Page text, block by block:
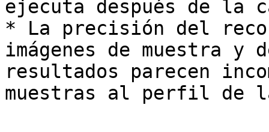
ejecuta después de la
* La precisión del
imágenes de muestra
resultados parecen
muestras al perfil de